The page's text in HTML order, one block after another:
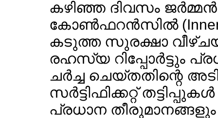
കഴിഞ്ഞ ദിവസം
കോണ്‍ഫറന്‍സില്‍
കടുത്ത സുരക്ഷാ
രഹസ്യ റിപ്പോര്‍ട്ടും
ചര്‍ച്ച ചെയ്തതിന്റെ
സര്‍ട്ടിഫിക്കറ്റ്
പ്രധാന തീരുമാനങ്ങളും